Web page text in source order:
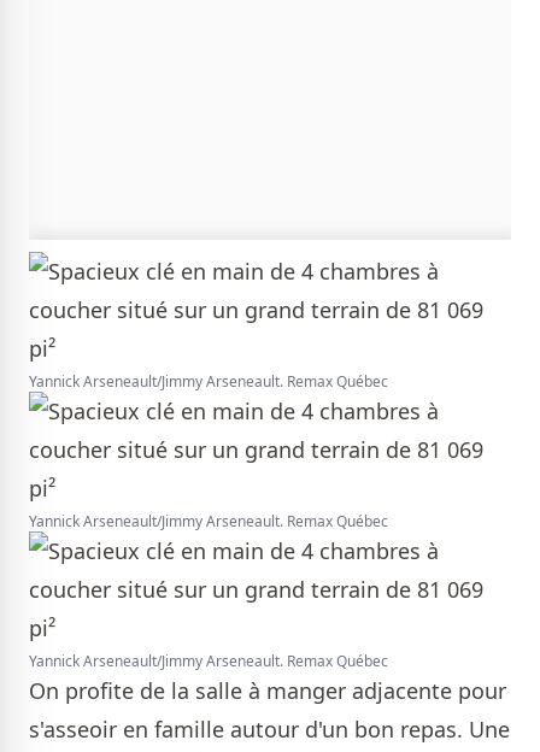
Yannick Arseneault/Jimmy Arseneault. Remax Québec
Yannick Arseneault/Jimmy Arseneault. Remax Québec
Yannick Arseneault/Jimmy Arseneault. Remax Québec
On profite de la salle à manger adjacente pour
s'asseoir en famille autour d'un bon repas. Une